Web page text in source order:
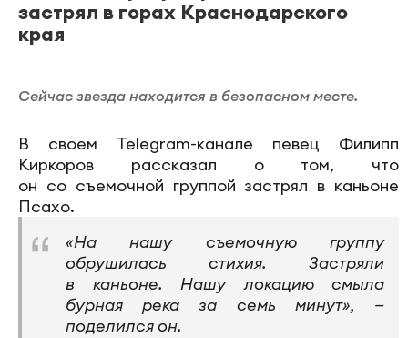
застрял в горах Краснодарского
края
Сейчас звезда находится в безопасном месте.
В своем Telegram-канале певец Филипп
Киркоров рассказал о том, что
он со съемочной группой застрял в каньоне
Псахо.
«На нашу съемочную группу
обрушилась стихия. Застряли
в каньоне. Нашу локацию смыла
бурная река за семь минут», —
поделился он.